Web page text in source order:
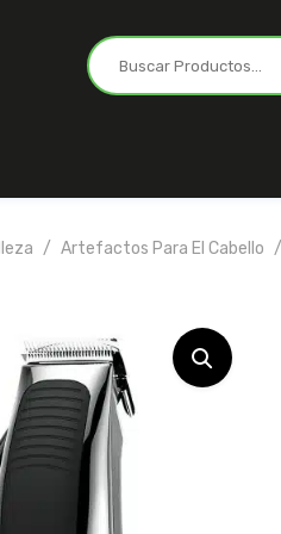
Artefactos Para El Cabello